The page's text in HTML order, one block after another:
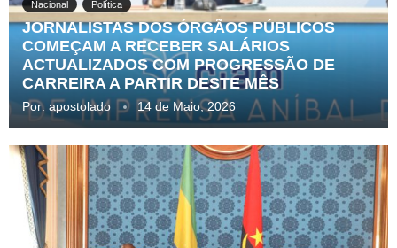
Nacional Política
JORNALISTAS DOS ÓRGÃOS PÚBLICOS
COMEÇAM A RECEBER SALÁRIOS
ACTUALIZADOS COM PROGRESSÃO DE
CARREIRA A PARTIR DESTE MÊS
Por: apostolado 14 de Maio, 2026